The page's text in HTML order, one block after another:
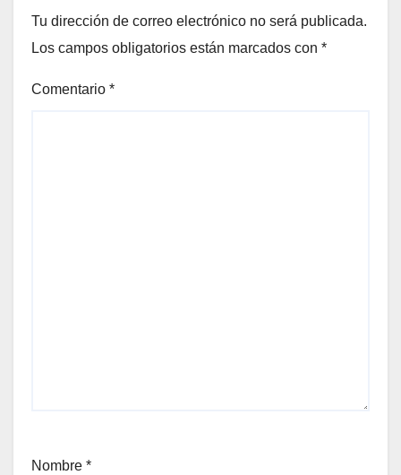
Tu dirección de correo electrónico no será publicada.
Los campos obligatorios están marcados con *
Comentario *
Nombre *